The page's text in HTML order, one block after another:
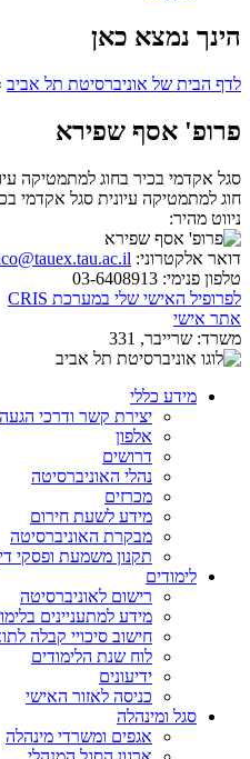
הינך נמצא כאן
לדף הבית של אוניברסיטת תל אביב
פרופ' אסף שפירא
סגל אקדמי בכיר בחוג למתמטיקה
חוג למתמטיקה עיונית סגל אקדמי
ניווט מהיר:
דואר אלקטרוני:
טלפון פנימי:
לפרופיל האישי שלי במערכת CRIS
אתר אישי
משרד: שרייבר, 331
מידע כללי
יצירת קשר ודרכי הגעה
אלפון
דרושים
נהלי האוניברסיטה
מכרזים
מידע לשעת חירום
מבקרת האוניברסיטה
תקנון משמעת ופסקי
לימודים
רישום לאוניברסיטה
מידע למתעניינים
חישוב סיכויי קבלה
לוח שנת הלימודים
ידיעונים
כניסה לאזור האישי
סגל ומינהלה
אגפים ומשרדי מינהלה